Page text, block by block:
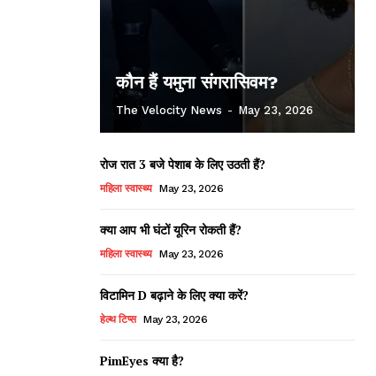
कौन हैं यमुना संगरासिवम?
The Velocity News - May 23, 2026
रोज रात 3 बजे पेशाब के लिए उठती हैं?
महिला स्वास्थ्य May 23, 2026
क्या आप भी घंटों यूरिन रोकती हैं?
महिला स्वास्थ्य May 23, 2026
विटामिन D बढ़ाने के लिए क्या करें?
हेल्थ टिप्स May 23, 2026
PimEyes क्या है?